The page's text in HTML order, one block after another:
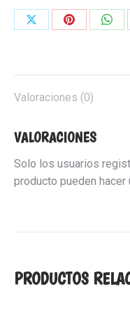
Share
Share
Valoraciones (0)
VALORACIONES
Solo los usuarios
producto pueden hacer
PRODUCTOS